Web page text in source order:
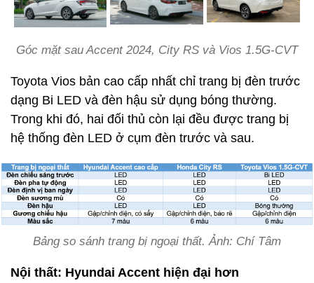
Góc mặt sau Accent 2024, City RS và Vios 1.5G-CVT
Toyota Vios bản cao cấp nhất chỉ trang bị đèn trước
dạng Bi LED và đèn hậu sử dụng bóng thường.
Trong khi đó, hai đối thủ còn lại đều được trang bị
hệ thống đèn LED ở cụm đèn trước và sau.
Bảng so sánh trang bị ngoại thất. Ảnh: Chí Tâm
Nội thất: Hyundai Accent hiện đại hơn